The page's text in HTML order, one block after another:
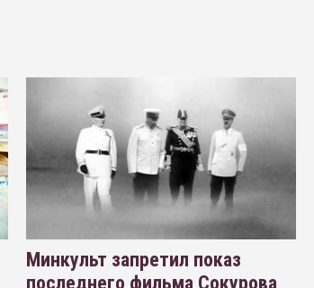
Минкульт запретил показ
последнего фильма Сокурова